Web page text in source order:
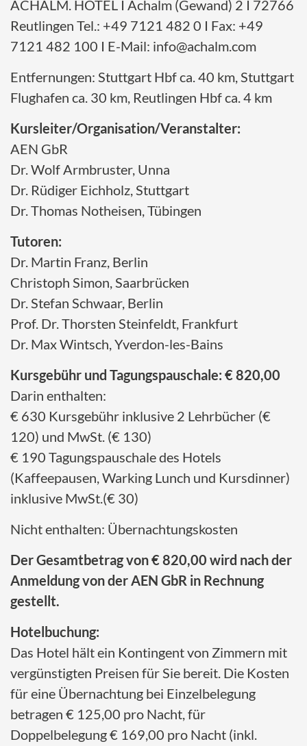
ACHALM. HOTEL I Achalm (Gewand) 2 I 72766
Reutlingen Tel.: +49 7121 482 0 I Fax: +49
7121 482 100 I E-Mail: info@achalm.com
Entfernungen: Stuttgart Hbf ca. 40 km, Stuttgart
Flughafen ca. 30 km, Reutlingen Hbf ca. 4 km
Kursleiter/Organisation/Veranstalter:
AEN GbR
Dr. Wolf Armbruster, Unna
Dr. Rüdiger Eichholz, Stuttgart
Dr. Thomas Notheisen, Tübingen
Tutoren:
Dr. Martin Franz, Berlin
Christoph Simon, Saarbrücken
Dr. Stefan Schwaar, Berlin
Prof. Dr. Thorsten Steinfeldt, Frankfurt
Dr. Max Wintsch, Yverdon-les-Bains
Kursgebühr und Tagungspauschale: € 820,00
Darin enthalten:
€ 630 Kursgebühr inklusive 2 Lehrbücher (€
120) und MwSt. (€ 130)
€ 190 Tagungspauschale des Hotels
(Kaffeepausen, Warking Lunch und Kursdinner)
inklusive MwSt.(€ 30)
Nicht enthalten: Übernachtungskosten
Der Gesamtbetrag von € 820,00 wird nach der
Anmeldung von der AEN GbR in Rechnung
gestellt.
Hotelbuchung:
Das Hotel hält ein Kontingent von Zimmern mit
vergünstigten Preisen für Sie bereit. Die Kosten
für eine Übernachtung bei Einzelbelegung
betragen € 125,00 pro Nacht, für
Doppelbelegung € 169,00 pro Nacht (inkl.